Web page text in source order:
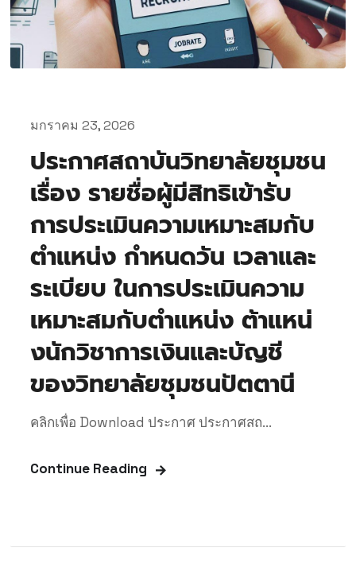
มกราคม 23, 2026
ประกาศสถาบันวิทยาลัยชุมชน
เรื่อง รายชื่อผู้มีสิทธิเข้ารับ
การประเมินความเหมาะสมกับ
ตำแหน่ง กำหนดวัน เวลาและ
ระเบียบ ในการประเมินความ
เหมาะสมกับตำแหน่ง ต้าแหน่
งนักวิชาการเงินและบัญชี
ของวิทยาลัยชุมชนปัตตานี
คลิกเพื่อ Download ประกาศ ประกาศสถ...
Continue Reading